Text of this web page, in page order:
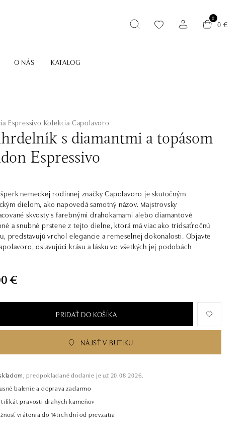
0
0 €
O NÁS KATALOG
Espressivo Kolekcia Capolavoro
s diamantmi a topásom
Espressivo
šperk nemeckej rodinnej značky Capolavoro je skutočným
dielom, ako napovedá samotný názov. Majstrovsky
skvosty s farebnými drahokamami alebo diamantové
a snubné prstene z tejto dielne, ktorá má viac ako tridsaťročnú
predstavujú vrchol elegancie a remeselnej dokonalosti. Objavte
oslavujúci krásu a lásku vo všetkých jej podobách.
€
PRIDAŤ DO KOŠÍKA
NÁJSŤ V BUTIKU
predpokladané dodanie je už 20.08.2026.
balenie a doprava zadarmo
pravosti drahých kameňov
vrátenia do 14tich dní od prevzatia